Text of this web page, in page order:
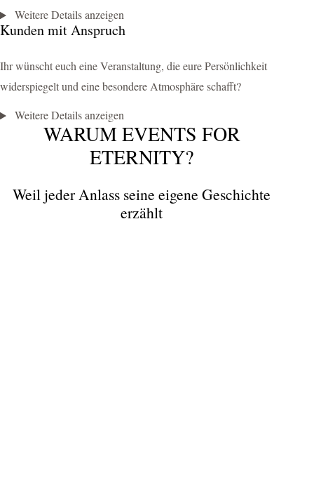
Weitere Details anzeigen
Kunden mit Anspruch
Ihr wünscht euch eine Veranstaltung, die eure Persönlichkeit
widerspiegelt und eine besondere Atmosphäre schafft?
Weitere Details anzeigen
WARUM EVENTS FOR
ETERNITY?
Weil jeder Anlass seine eigene Geschichte
erzählt